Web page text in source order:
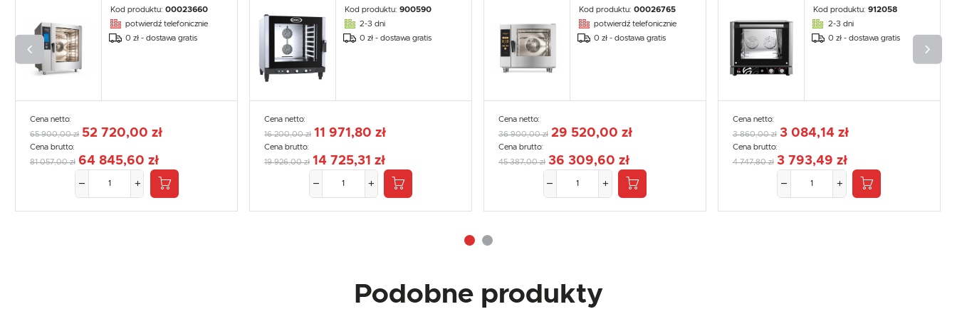
Kod produktu:00023660
potwierdź telefonicznie
0 zł - dostawa gratis
Cena netto:
65 900,00 zł 52 720,00 zł
Cena brutto:
81 057,00 zł 64 845,60 zł
Kod produktu:900590
2-3 dni
0 zł - dostawa gratis
Cena netto:
16 200,00 zł 11 971,80 zł
Cena brutto:
19 926,00 zł 14 725,31 zł
Kod produktu:00026765
potwierdź telefonicznie
0 zł - dostawa gratis
Cena netto:
36 900,00 zł 29 520,00 zł
Cena brutto:
45 387,00 zł 36 309,60 zł
Kod produktu: 912058
2-3 dni
0 zł - dostawa gratis
Cena netto:
3 860,00 zł 3 084,14 zł
Cena brutto:
4 747,80 zł 3 793,49 zł
Podobne produkty